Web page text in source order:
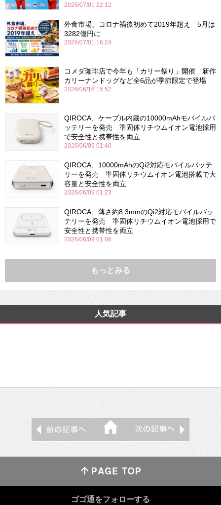
2026/07/01 22:12
外食市場、コロナ禍後初めて2019年超え 5月は
3282億円に
2026/07/01 16:24
コメダ珈琲店で今年も「カリー祭り」開催 新作
カリーナンドッグなど全6品が季節限定で登場
2026/06/16 15:52
QIROCA、ケーブル内蔵の10000mAhモバイルバ
ッテリーを発売 準固体リチウムイオン電池採用
で安全性と携帯性を両立
2026/06/09 01:40
QIROCA、10000mAhのQi2対応モバイルバッテ
リーを発売 準固体リチウムイオン電池搭載で大
容量と安全性を両立
2026/06/09 01:23
QIROCA、薄さ約8.3mmのQi2対応モバイルバッ
テリーを発売 準固体リチウムイオン電池採用で
安全性と携帯性を両立
2026/06/09 01:08
もっとみる
人気記事
ゴゴ通をフォローする